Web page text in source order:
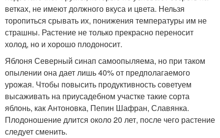
ветках, не имеют должного вкуса и цвета. Нельзя
торопиться срывать их, понижения температуры им не
страшны. Растение не только прекрасно переносит
холод, но и хорошо плодоносит.
Яблоня Северный синап самоопыляема, но при таком
опылении она дает лишь 40% от предполагаемого
урожая. Чтобы повысить продуктивность советуем
высаживать на приусадебном участке такие сорта
яблонь, как Антоновка, Пепин Шафран, Славянка.
Плодоношение длится около 20 лет, после чего растение
следует сменить.